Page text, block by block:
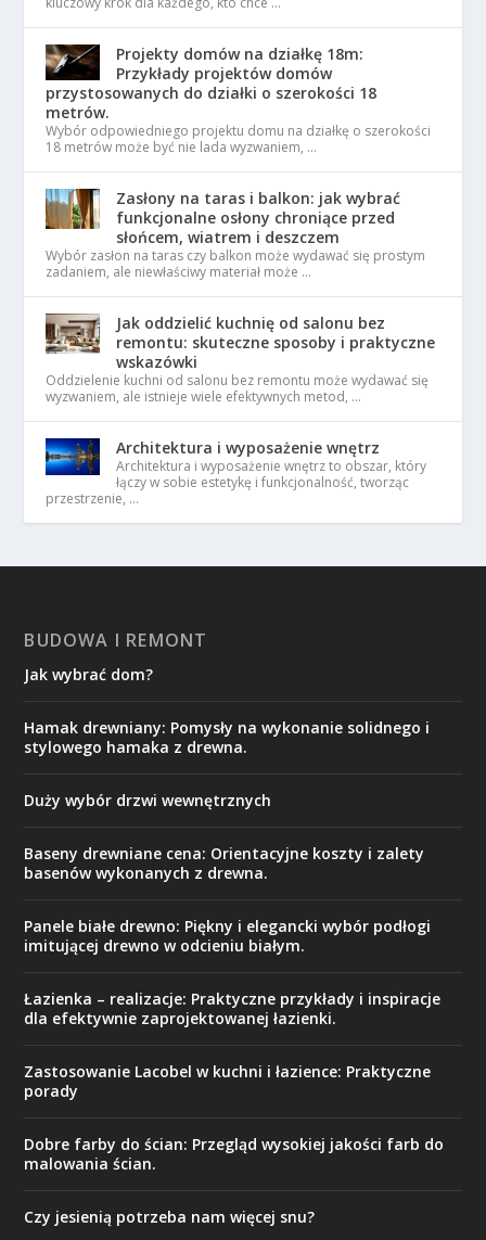
Projekty domów na działkę 18m:
Przykłady projektów domów
przystosowanych do działki o szerokości 18
metrów.
Wybór odpowiedniego projektu domu na działkę o szerokości
18 metrów może być nie lada wyzwaniem, …
Zasłony na taras i balkon: jak wybrać
funkcjonalne osłony chroniące przed
słońcem, wiatrem i deszczem
Wybór zasłon na taras czy balkon może wydawać się prostym
zadaniem, ale niewłaściwy materiał może …
Jak oddzielić kuchnię od salonu bez
remontu: skuteczne sposoby i praktyczne
wskazówki
Oddzielenie kuchni od salonu bez remontu może wydawać się
wyzwaniem, ale istnieje wiele efektywnych metod, …
Architektura i wyposażenie wnętrz
Architektura i wyposażenie wnętrz to obszar, który
łączy w sobie estetykę i funkcjonalność, tworząc
przestrzenie, …
BUDOWA I REMONT
Jak wybrać dom?
Hamak drewniany: Pomysły na wykonanie solidnego i
stylowego hamaka z drewna.
Duży wybór drzwi wewnętrznych
Baseny drewniane cena: Orientacyjne koszty i zalety
basenów wykonanych z drewna.
Panele białe drewno: Piękny i elegancki wybór podłogi
imitującej drewno w odcieniu białym.
Łazienka – realizacje: Praktyczne przykłady i inspiracje
dla efektywnie zaprojektowanej łazienki.
Zastosowanie Lacobel w kuchni i łazience: Praktyczne
porady
Dobre farby do ścian: Przegląd wysokiej jakości farb do
malowania ścian.
Czy jesienią potrzeba nam więcej snu?